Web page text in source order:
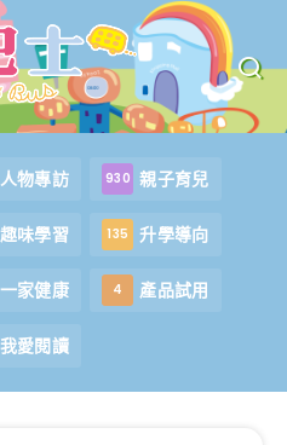
人物專訪 930 親子育兒
趣味學習 135 升學導向
一家健康 4 產品試用
我愛閱讀